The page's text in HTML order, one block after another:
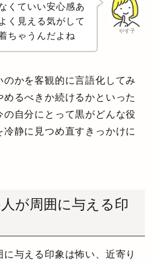
やす子
くていい安心感あ
く見える気がして
ちゃうんだよね
かを客観的に言語化してみ
るべきか続けるかといった
自分にとって黒がどんな役
静に見つめ直すきっかけに
が周囲に与える印
与える印象は怖い、近寄り